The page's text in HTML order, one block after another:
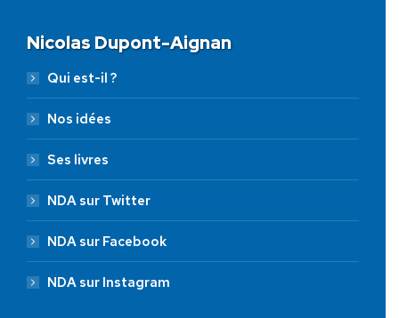
Nicolas Dupont-Aignan
Qui est-il ?
Nos idées
Ses livres
NDA sur Twitter
NDA sur Facebook
NDA sur Instagram